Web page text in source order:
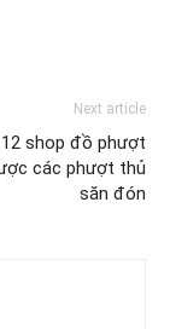
Next article
shop đồ phượt
các phượt thủ
săn đón